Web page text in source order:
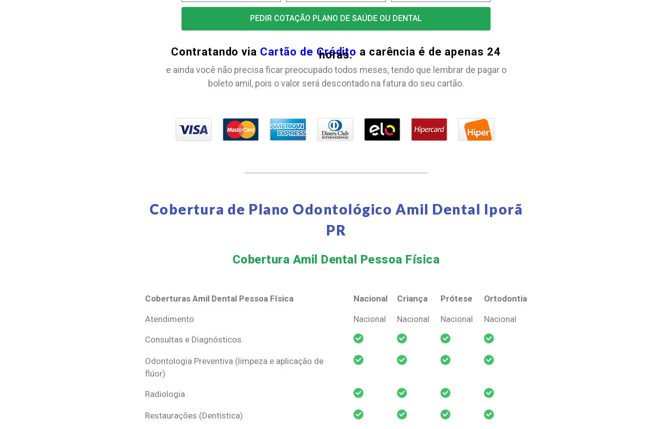
PEDIR COTAÇÃO PLANO DE SAÚDE OU DENTAL
Contratando via Cartão de Crédito a carência é de apenas 24
horas.
e ainda você não precisa ficar preocupado todos meses, tendo que lembrar de pagar o
boleto amil, pois o valor será descontado na fatura do seu cartão.
Cobertura de Plano Odontológico Amil Dental Iporã
PR
Cobertura Amil Dental Pessoa Física​
Coberturas Amil Dental Pessoa Física Nacional Criança Prótese
Ortodontia
Coberturas Amil Dental Pessoa Física
Nacional Criança Prótese Ortodontia
Atendimento Nacional Nacional Nacional Nacional
Consultas e Diagnósticos
Odontologia Preventiva (limpeza e aplicação de
flúor)
Radiologia
Restaurações (Dentística)